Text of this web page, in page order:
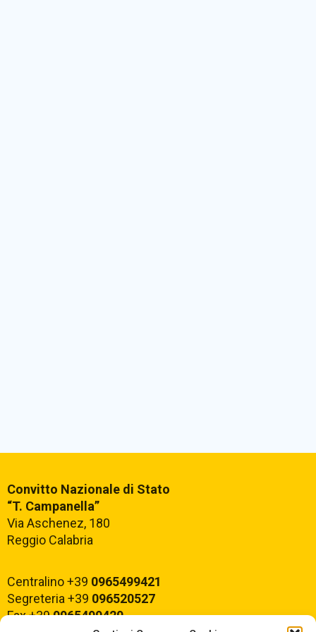
Convitto Nazionale di Stato
“T. Campanella”
Via Aschenez, 180
Reggio Calabria
Centralino +39 0965499421
Segreteria +39 096520527
Fax +390965499420